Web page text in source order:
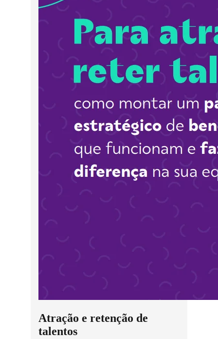
Atração e retenção de
talentos